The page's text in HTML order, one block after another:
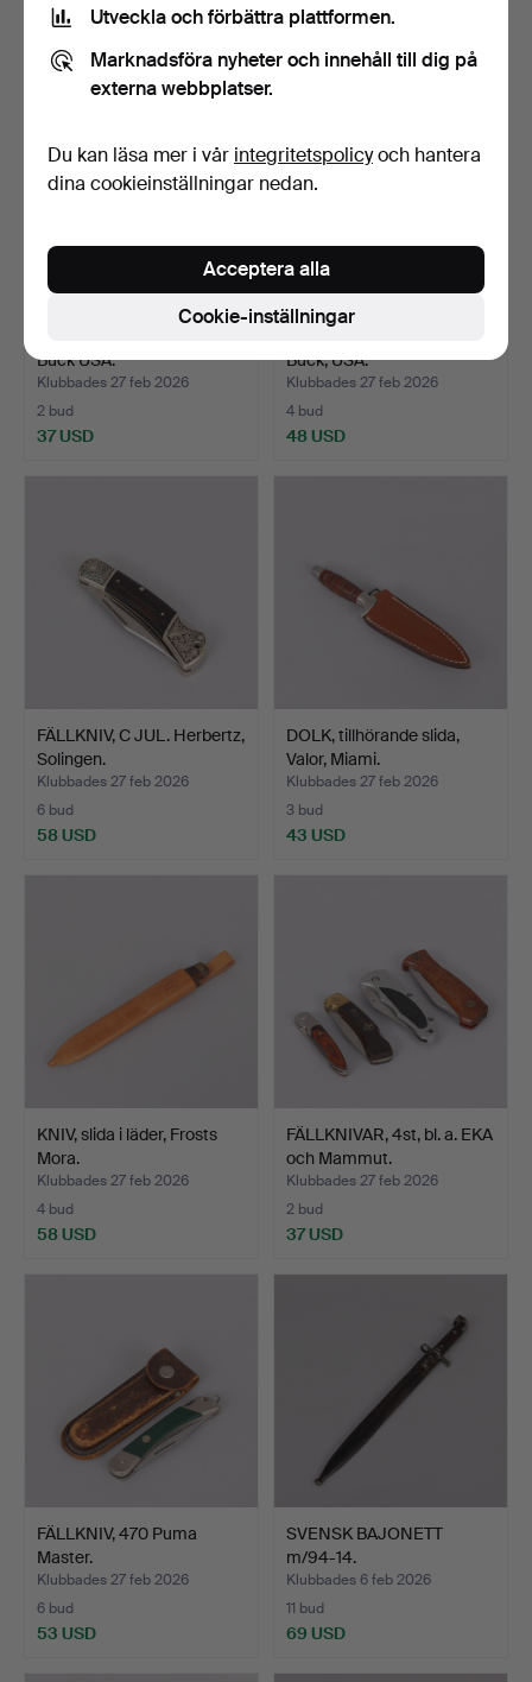
22 bud
4 bud
Buck USA.
Klubbades 27 feb 2026
2 bud
37 USD
Buck, USA.
Klubbades 27 feb 2026
4 bud
48 USD
FÄLLKNIV, C JUL. Herbertz,
Solingen.
Klubbades 27 feb 2026
6 bud
58 USD
DOLK, tillhörande slida,
Valor, Miami.
Klubbades 27 feb 2026
3 bud
43 USD
KNIV, slida i läder, Frosts
Mora.
Klubbades 27 feb 2026
4 bud
58 USD
FÄLLKNIVAR, 4st, bl. a. EKA
och Mammut.
Klubbades 27 feb 2026
2 bud
37 USD
FÄLLKNIV, 470 Puma
Master.
Klubbades 27 feb 2026
6 bud
53 USD
SVENSK BAJONETT
m/94-14.
Klubbades 6 feb 2026
11 bud
69 USD
Utveckla och förbättra plattformen.
Marknadsföra nyheter och innehåll till dig på
externa webbplatser.
Du kan läsa mer i vår integritetspolicyoch hantera
dina cookieinställningar nedan.
Cookie-inställningar
Acceptera alla